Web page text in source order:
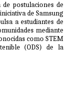
postulaciones de
de Samsung
a estudiantes de
mediante
como STEM
(ODS) de la